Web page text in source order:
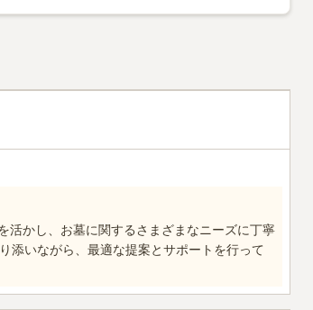
活かし、お墓に関するさまざまなニーズに丁寧
添いながら、最適な提案とサポートを行って